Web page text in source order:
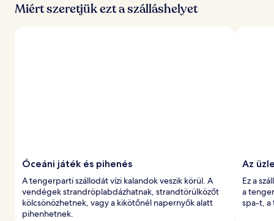
Miért szeretjük ezt a szálláshelyet
Óceáni játék és pihenés
A tengerparti szállodát vízi kalandok veszik körül. A
vendégek strandröplabdázhatnak, strandtörülközőt
kölcsönözhetnek, vagy a kikötőnél napernyők alatt
pihenhetnek.
Az
Ez a
a
spa-t, a